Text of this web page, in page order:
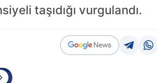
taşıdığı vurgulandı.